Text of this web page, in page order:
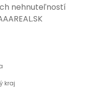
nehnuteľností
kraj